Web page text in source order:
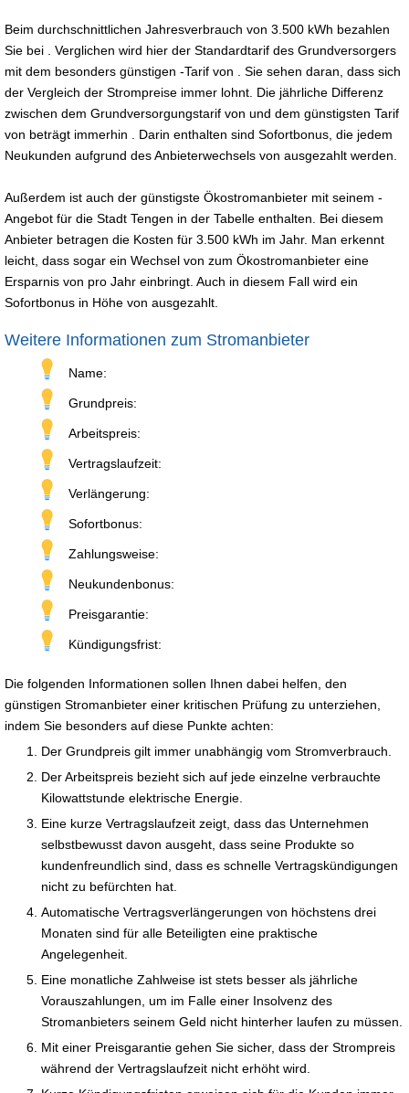
Beim durchschnittlichen Jahresverbrauch von 3.500 kWh bezahlen
Sie bei . Verglichen wird hier der Standardtarif des Grundversorgers
mit dem besonders günstigen -Tarif von . Sie sehen daran, dass sich
der Vergleich der Strompreise immer lohnt. Die jährliche Differenz
zwischen dem Grundversorgungstarif von und dem günstigsten Tarif
von beträgt immerhin . Darin enthalten sind Sofortbonus, die jedem
Neukunden aufgrund des Anbieterwechsels von ausgezahlt werden.
Außerdem ist auch der günstigste Ökostromanbieter mit seinem -
Angebot für die Stadt Tengen in der Tabelle enthalten. Bei diesem
Anbieter betragen die Kosten für 3.500 kWh im Jahr. Man erkennt
leicht, dass sogar ein Wechsel von zum Ökostromanbieter eine
Ersparnis von pro Jahr einbringt. Auch in diesem Fall wird ein
Sofortbonus in Höhe von ausgezahlt.
Weitere Informationen zum Stromanbieter
Name:
Grundpreis:
Arbeitspreis:
Vertragslaufzeit:
Verlängerung:
Sofortbonus:
Zahlungsweise:
Neukundenbonus:
Preisgarantie:
Kündigungsfrist:
Die folgenden Informationen sollen Ihnen dabei helfen, den
günstigen Stromanbieter einer kritischen Prüfung zu unterziehen,
indem Sie besonders auf diese Punkte achten:
Der Grundpreis gilt immer unabhängig vom Stromverbrauch.
Der Arbeitspreis bezieht sich auf jede einzelne verbrauchte
Kilowattstunde elektrische Energie.
Eine kurze Vertragslaufzeit zeigt, dass das Unternehmen
selbstbewusst davon ausgeht, dass seine Produkte so
kundenfreundlich sind, dass es schnelle Vertragskündigungen
nicht zu befürchten hat.
Automatische Vertragsverlängerungen von höchstens drei
Monaten sind für alle Beteiligten eine praktische
Angelegenheit.
Eine monatliche Zahlweise ist stets besser als jährliche
Vorauszahlungen, um im Falle einer Insolvenz des
Stromanbieters seinem Geld nicht hinterher laufen zu müssen.
Mit einer Preisgarantie gehen Sie sicher, dass der Strompreis
während der Vertragslaufzeit nicht erhöht wird.